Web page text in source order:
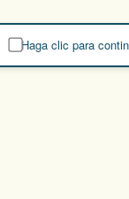
Haga clic para